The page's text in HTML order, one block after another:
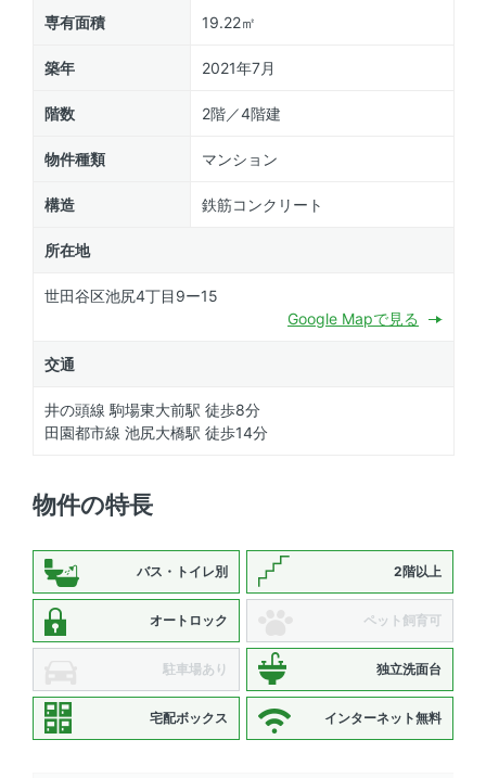
専有面積 19.22㎡
築年 2021年7月
階数 2階／4階建
物件種類 マンション
構造 鉄筋コンクリート
所在地
世田谷区池尻4丁目9ー15
Google Mapで見る
交通
井の頭線 駒場東大前駅 徒歩8分
田園都市線 池尻大橋駅 徒歩14分
物件の特長
バス・トイレ別 2階以上
オートロック ペット飼育可
駐車場あり 独立洗面台
宅配ボックス インターネット無料